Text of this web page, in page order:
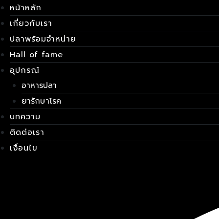
Skip
to
content
หน้าหลัก
เกี่ยวกับเรา
ปลาพร้อมจำหน่าย
Hall of fame
อุปกรณ์
อาหารปลา
ยารักษาโรค
บทความ
ติดต่อเรา
เงื่อนไข
เมนู